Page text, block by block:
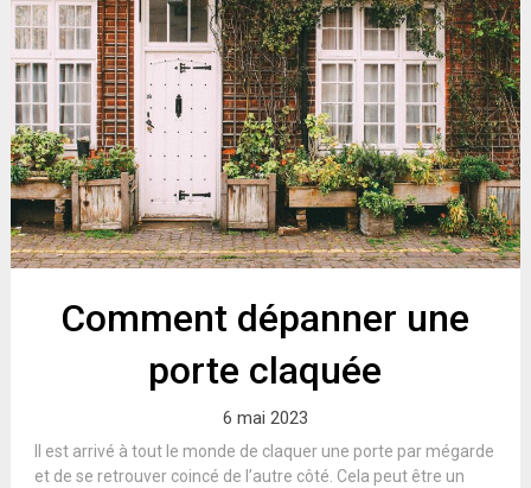
Comment dépanner une
porte claquée
6 mai 2023
Il est arrivé à tout le monde de claquer une porte par mégarde
et de se retrouver coincé de l’autre côté. Cela peut être un